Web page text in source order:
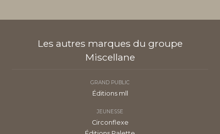
Les autres marques du groupe
Miscellane
GRAND PUBLIC
Éditions mll
JEUNESSE
Circonflexe